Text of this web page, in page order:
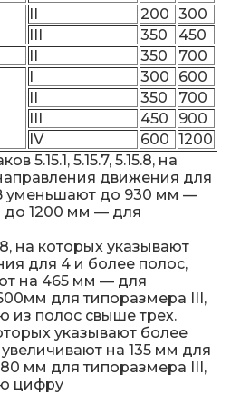
II 200 300
III
350
450
II 350 700
I 300
600
II
350
700
III
450
900
IV
600 1200
5.15.1, 5.15.7, 5.15.8, на
движения для
уменьшают до 930 мм —
до 1200 мм — для
на которых указывают
для 4 и более полос,
на 465 мм — для
для типоразмера III,
из полос свыше трех.
указывают более
на 135 мм для
мм для типоразмера III,
цифру